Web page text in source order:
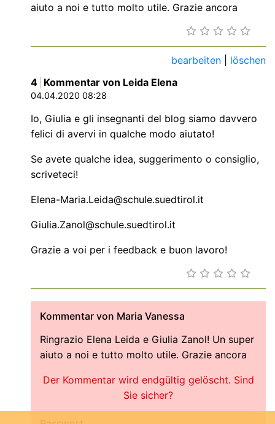
aiuto a noi e tutto molto utile. Grazie ancora
bearbeiten
löschen
4 Kommentar von Leida Elena
04.04.2020 08:28
Io, Giulia e gli insegnanti del blog siamo davvero
felici di avervi in qualche modo aiutato!
Se avete qualche idea, suggerimento o consiglio,
scriveteci!
Elena-Maria.Leida@schule.suedtirol.it
Giulia.Zanol@schule.suedtirol.it
Grazie a voi per i feedback e buon lavoro!
Kommentar von Maria Vanessa
Ringrazio Elena Leida e Giulia Zanol! Un super
aiuto a noi e tutto molto utile. Grazie ancora
Der Kommentar wird endgültig gelöscht. Sind
Sie sicher?